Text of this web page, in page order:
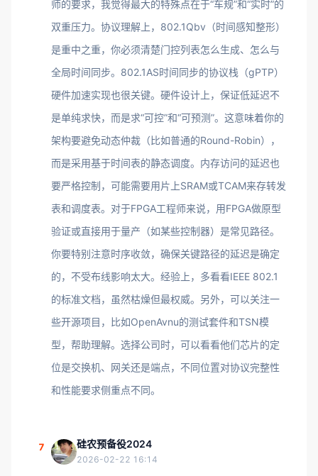
师的要求，我觉得最大的特殊点在于“车规”和“实时”的
双重压力。协议理解上，802.1Qbv（时间感知整形）
是重中之重，你必须清楚门控列表怎么生成、怎么与
全局时间同步。802.1AS时间同步的协议栈（gPTP）
硬件加速实现也很关键。硬件设计上，保证低延迟不
是单纯求快，而是求“可控”和“可预测”。这意味着你的
架构要避免动态仲裁（比如普通的Round-Robin），
而是采用基于时间表的静态调度。内存访问的延迟也
要严格控制，可能需要用片上SRAM或TCAM来存转发
表和调度表。对于FPGA工程师来说，用FPGA做原型
验证或直接用于量产（如某些控制器）是常见路径。
你要特别注意时序收敛，确保关键路径的延迟是确定
的，不受布线影响太大。经验上，多看看IEEE 802.1
的标准文档，虽然枯燥但最权威。另外，可以关注一
些开源项目，比如OpenAvnu的测试套件和TSN模
型，帮助理解。选择公司时，可以看看他们芯片的定
位是交换机、网关还是端点，不同位置对协议完整性
和性能要求侧重点不同。
7 硅农预备役2024
2026-02-22 16:14